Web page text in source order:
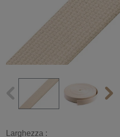
Larghezza :